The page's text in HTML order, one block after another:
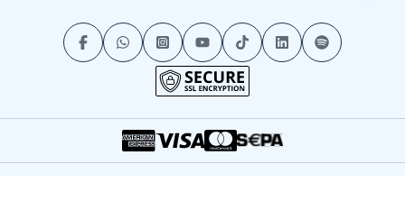
Minikreuzfahrten
Stornokabinen
Luxuskreuzfahrten
Alle Schiffe
Alle Reiseziele
Kreuzfahrtpakete